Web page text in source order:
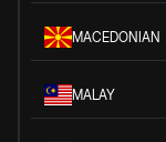
MACEDONIAN
MALAY